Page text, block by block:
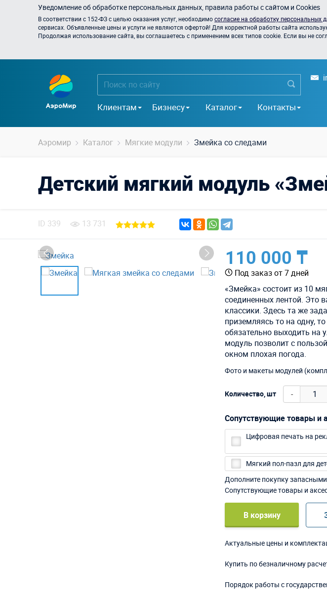
Уведомление об обработке персональных данных, правила работы с сайтом и Cookies
В соответствии с 152-ФЗ с целью оказания услуг, необходимосогласие на обработку персональных
сервисах. Объявленные цены и услуги не являются офертой! Для корректной работы сайта
Продолжая использование сайта, вы соглашаетесь с применением всех типов cookie. Если вы не
Клиентам Бизнесу Каталог Контакты
Аэромир Каталог Мягкие модули Змейка со следами
Детский мягкий модуль
ID 339 13 731
110 000 ₸
Под заказ от 7 дней
«Змейка» состоит из 10
соединенных лентой. Это
классики. Здесь та же
приземляясь то на одну,
обязательно выходить на
модуль позволит с
окном плохая погода.
Фото и макеты модулей
Количество, шт -
Сопутствующие товары и
Цифровая печать на
Мягкий пол-пазл для
Дополните покупку
Сопутствующие товары и
В корзину
Актуальные цены и
Купить по безналичному
Порядок работы с